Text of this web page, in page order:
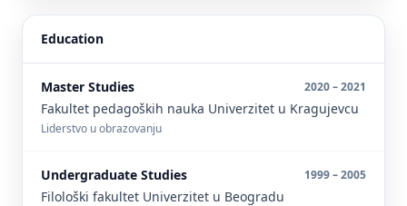
Education
Master Studies 2020 – 2021
Fakultet pedagoških nauka Univerzitet u Kragujevcu
Liderstvo u obrazovanju
Undergraduate Studies 1999 – 2005
Filološki fakultet Univerzitet u Beogradu